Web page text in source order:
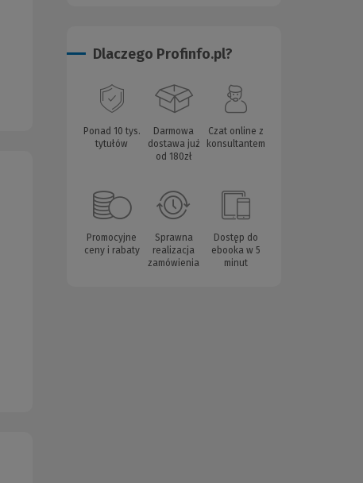
Dlaczego Profinfo.pl?
Ponad 10 tys.
tytułów
Darmowa
dostawa już
od 180zł
Czat online z
konsultantem
Promocyjne
ceny i rabaty
Sprawna
realizacja
zamówienia
Dostęp do
ebooka w 5
minut